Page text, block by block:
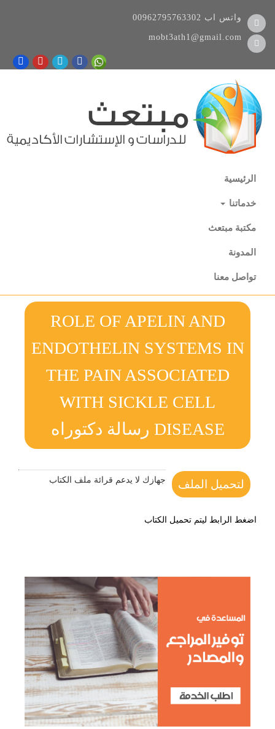
00962795763302 واتس اب
mobt3ath1@gmail.com
الرئيسية
خدماتنا
مكتبة مبتعث
المدونة
تواصل معنا
ROLE OF APELIN AND
ENDOTHELIN SYSTEMS IN
THE PAIN ASSOCIATED
WITH SICKLE CELL
DISEASE رسالة دكتوراه
لتحميل الملف جهازك لا يدعم قرائة ملف الكتاب
اضغط الرابط ليتم تحميل الكتاب